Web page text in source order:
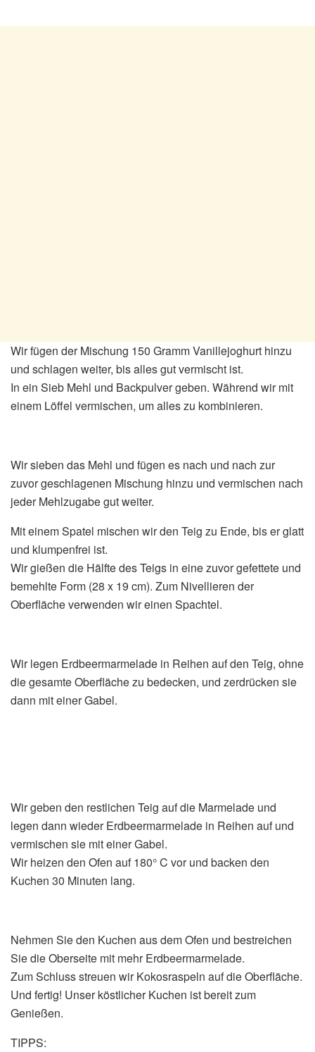
Wir fügen der Mischung 150 Gramm Vanillejoghurt hinzu
und schlagen weiter, bis alles gut vermischt ist.
In ein Sieb Mehl und Backpulver geben. Während wir mit
einem Löffel vermischen, um alles zu kombinieren.
Wir sieben das Mehl und fügen es nach und nach zur
zuvor geschlagenen Mischung hinzu und vermischen nach
jeder Mehlzugabe gut weiter.
Mit einem Spatel mischen wir den Teig zu Ende, bis er glatt
und klumpenfrei ist.
Wir gießen die Hälfte des Teigs in eine zuvor gefettete und
bemehlte Form (28 x 19 cm). Zum Nivellieren der
Oberfläche verwenden wir einen Spachtel.
Wir legen Erdbeermarmelade in Reihen auf den Teig, ohne
die gesamte Oberfläche zu bedecken, und zerdrücken sie
dann mit einer Gabel.
Wir geben den restlichen Teig auf die Marmelade und
legen dann wieder Erdbeermarmelade in Reihen auf und
vermischen sie mit einer Gabel.
Wir heizen den Ofen auf 180° C vor und backen den
Kuchen 30 Minuten lang.
Nehmen Sie den Kuchen aus dem Ofen und bestreichen
Sie die Oberseite mit mehr Erdbeermarmelade.
Zum Schluss streuen wir Kokosraspeln auf die Oberfläche.
Und fertig! Unser köstlicher Kuchen ist bereit zum
Genießen.
TIPPS: